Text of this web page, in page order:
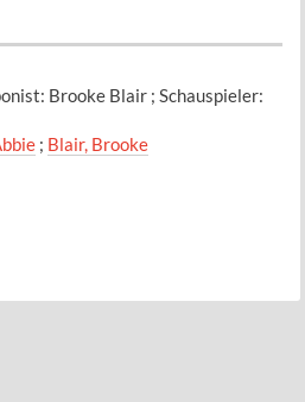
Brooke Blair ; Schauspieler:
; Blair, Brooke